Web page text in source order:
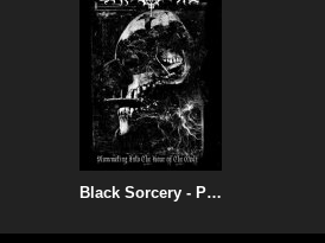
Black Sorcery - Plummeting into the Hour of the Wolf / ProTape